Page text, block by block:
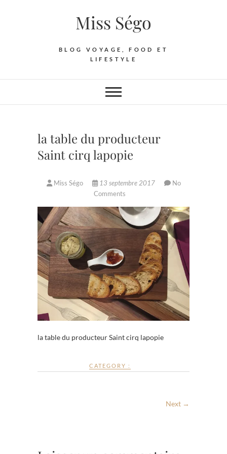
Miss Ségo
BLOG VOYAGE, FOOD ET
LIFESTYLE
la table du producteur
Saint cirq lapopie
Miss Ségo 13 septembre 2017
No
Comments
la table du producteur Saint cirq lapopie
CATEGORY :
Next →